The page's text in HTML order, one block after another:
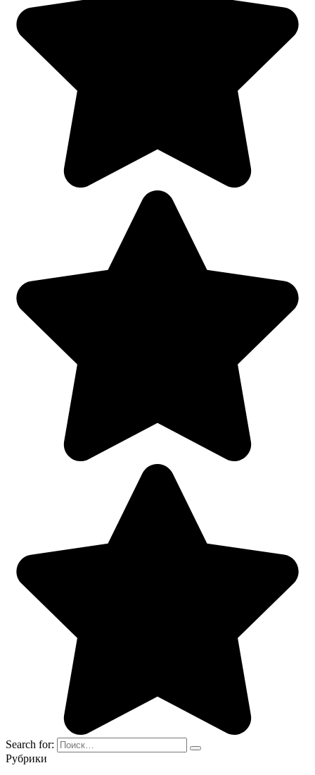
Search for:
Рубрики